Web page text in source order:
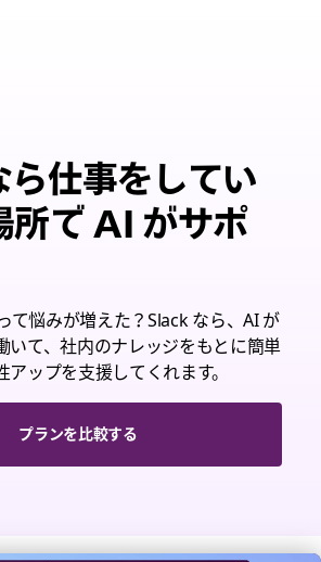
仕事をしてい
所で AI がサポ
て悩みが増えた？Slack なら、AI が
いて、社内のナレッジをもとに簡単
ップを支援してくれます。
プランを比較する